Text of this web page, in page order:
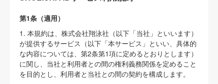
第1条（適用）
1. 本規約は、株式会社翔泳社（以下「当社」といいます）
が提供するサービス（以下「本サービス」といい、具体的
な内容については、第2条第1項に定めるとおりとします）
に関し、当社と利用者との間の権利義務関係を定めること
を目的とし、利用者と当社との間の契約を構成します。